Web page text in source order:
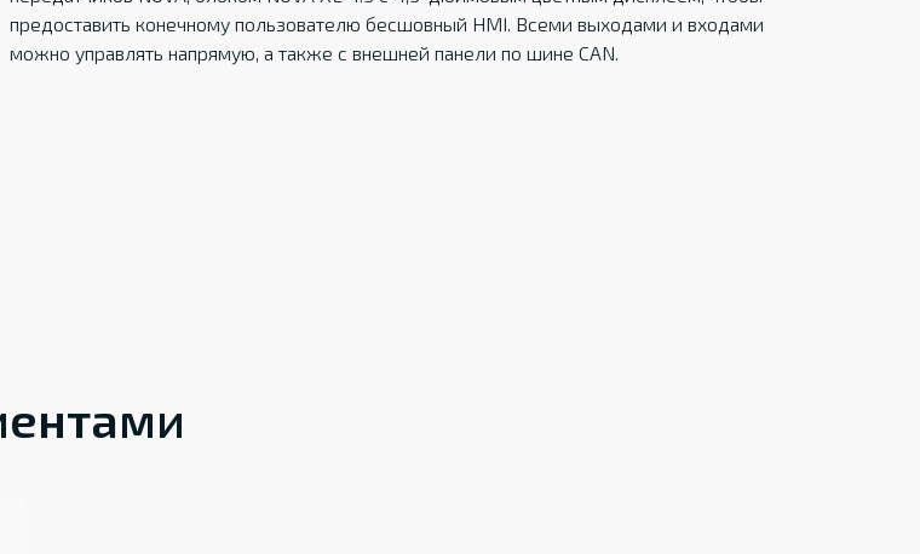
предоставить конечному пользователю бесшовный HMI. Всеми выходами и входами
можно управлять напрямую, а также с внешней панели по шине CAN.